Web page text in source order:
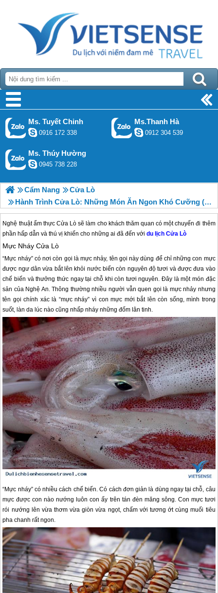
Ms. Tuyết Chinh
0916 172 338
Ms.Thanh Hà
0912 304 539
Ms. Thúy Hường
0945 738 228
Cẩm Nang
Cửa Lò
Hành Trình Cửa Lò: Những Món Ăn Ngon Khó Cưỡng (P1)
Nghệ thuật ẩm thực Cửa Lò sẽ làm cho khách thăm quan có một chuyến đi thêm
phần hấp dẫn và thú vị khiến cho những ai đã đến vớidu lịch Cửa Lò
Mực NháyCửa Lò
“Mực nháy” có nơi còn gọi là mực nhảy, tên gọi này dùng để chỉ những con mực
được ngư dân vừa bắt lên khỏi nước biển còn nguyên độ tươi và được đưa vào
chế biến và thưởng thức ngay tại chỗ khi còn tươi nguyên. Đây là một món đặc
sản của Nghệ An. Thông thường nhiều người vẫn quen gọi là mực nhảy nhưng
tên gọi chính xác là “mực nháy” vì con mực mới bắt lên còn sống, mình trong
suốt, làn da lúc nào cũng nhấp nháy những đốm lân tinh.
“Mực nháy” có nhiều cách chế biến. Có cách đơn giản là dùng ngay tại chỗ, câu
mực được con nào nướng luôn con ấy trên tán đèn măng sông. Con mực tươi
rói nướng lên vừa thơm vừa giòn vừa ngọt, chấm với tương ớt cùng muối tiêu
pha chanh rất ngon.